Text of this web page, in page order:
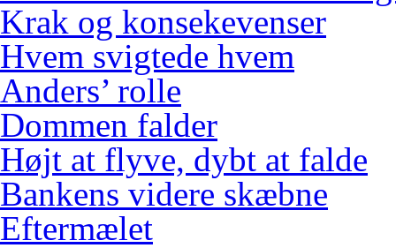
Krak og konsekevenser
Hvem svigtede hvem
Anders’ rolle
Dommen falder
Højt at flyve, dybt at falde
Bankens videre skæbne
Eftermælet